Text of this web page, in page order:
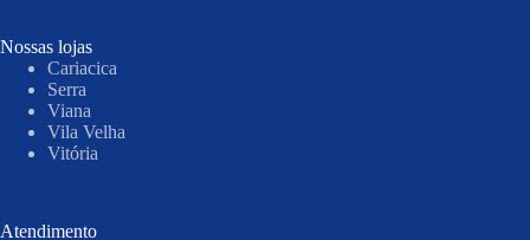
Nossas lojas
Cariacica
Serra
Viana
Vila Velha
Vitória
Atendimento